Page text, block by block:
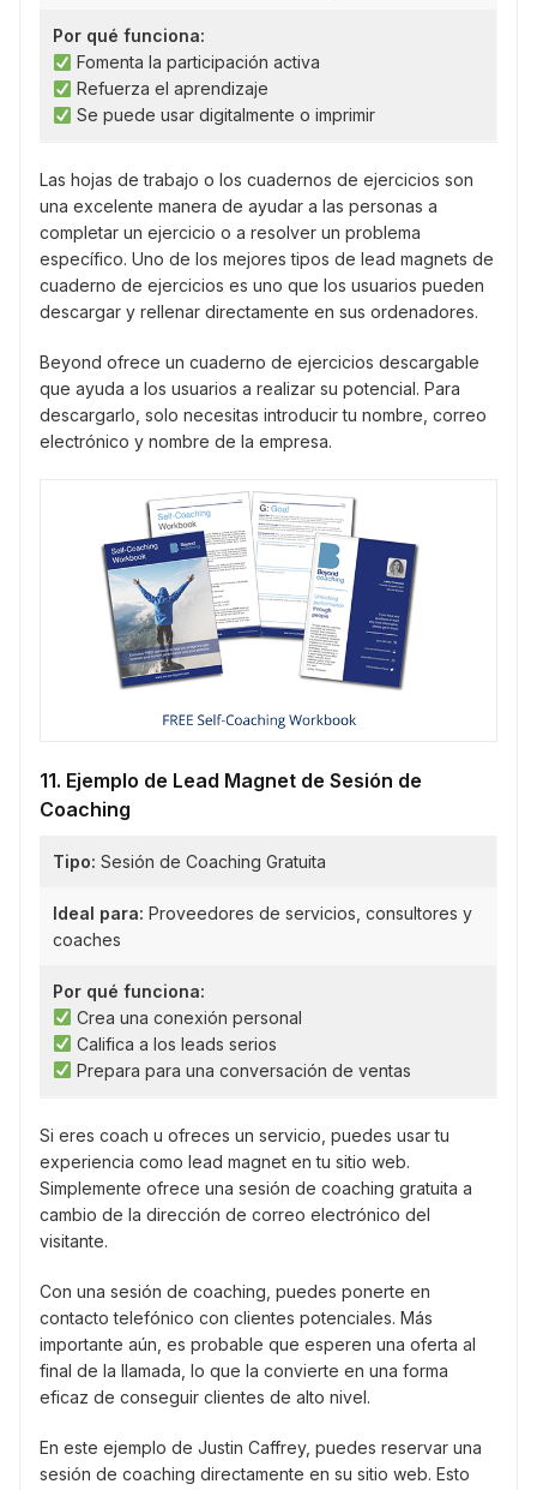
Por qué funciona:
Fomenta la participación activa
Refuerza el aprendizaje
Se puede usar digitalmente o imprimir
Las hojas de trabajo o los cuadernos de ejercicios son
una excelente manera de ayudar a las personas a
completar un ejercicio o a resolver un problema
específico. Uno de los mejores tipos de lead magnets de
cuaderno de ejercicios es uno que los usuarios pueden
descargar y rellenar directamente en sus ordenadores.
Beyond ofrece un cuaderno de ejercicios descargable
que ayuda a los usuarios a realizar su potencial. Para
descargarlo, solo necesitas introducir tu nombre, correo
electrónico y nombre de la empresa.
11. Ejemplo de Lead Magnet de Sesión de
Coaching
Tipo: Sesión de Coaching Gratuita
Ideal para: Proveedores de servicios, consultores y
coaches
Por qué funciona:
Crea una conexión personal
Califica a los leads serios
Prepara para una conversación de ventas
Si eres coach u ofreces un servicio, puedes usar tu
experiencia como lead magnet en tu sitio web.
Simplemente ofrece una sesión de coaching gratuita a
cambio de la dirección de correo electrónico del
visitante.
Con una sesión de coaching, puedes ponerte en
contacto telefónico con clientes potenciales. Más
importante aún, es probable que esperen una oferta al
final de la llamada, lo que la convierte en una forma
eficaz de conseguir clientes de alto nivel.
En este ejemplo de Justin Caffrey, puedes reservar una
sesión de coaching directamente en su sitio web. Esto